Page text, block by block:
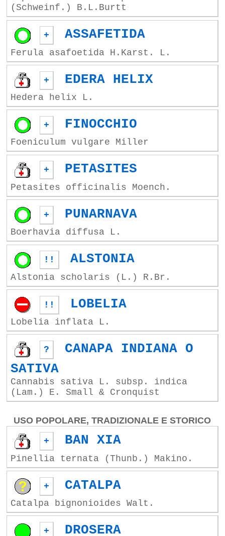
(Schweinf.) B.L.Burtt
+ ASSAFETIDA
Ferula asafoetida H.Karst. L.
+ EDERA HELIX
Hedera helix L.
+ FINOCCHIO
Foeniculum vulgare Miller
+ PETASITES
Petasites officinalis Moench.
+ PUNARNAVA
Boerhavia diffusa L.
!! ALSTONIA
Alstonia scholaris (L.) R.Br.
!! LOBELIA
Lobelia inflata L.
?
CANAPA INDIANA O
SATIVA
Cannabis sativa L. subsp. indica
(Lam.) E. Small & Cronquist
USO POPOLARE, TRADIZIONALE E STORICO
+ BAN XIA
Pinellia ternata (Thunb.) Makino.
+ CATALPA
Catalpa bignonioides Walt.
+ DROSERA